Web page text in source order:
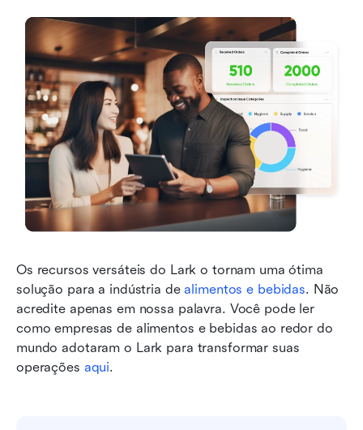
Os recursos versáteis do Lark o tornam uma ótima
solução para a indústria de alimentos e bebidas. Não
acredite apenas em nossa palavra. Você pode ler
como empresas de alimentos e bebidas ao redor do
mundo adotaram o Lark para transformar suas
operações aqui.